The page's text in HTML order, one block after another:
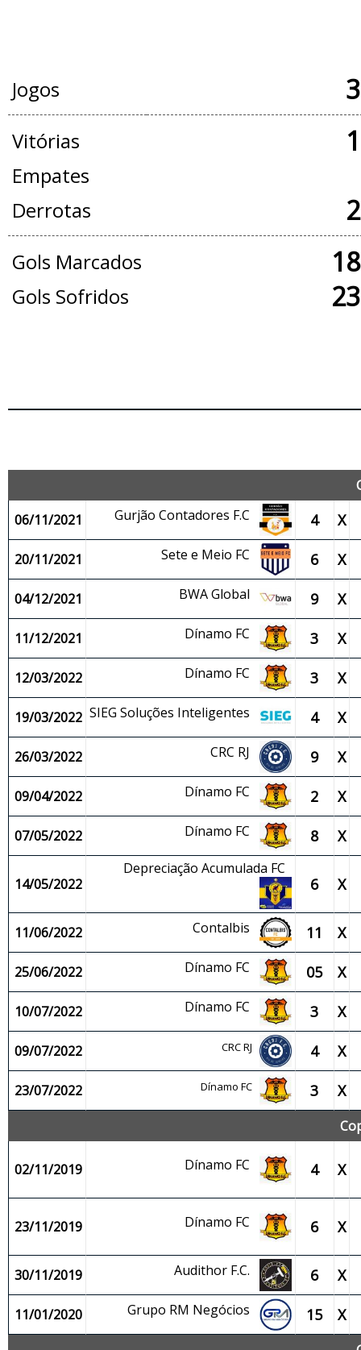
Jogos
Vitórias
Empates
Derrotas
Gols Marcados
Gols Sofridos
06/11/2021
Gurjão Contadores F.C 4 X
20/11/2021 Sete e Meio FC 6 X
04/12/2021 BWA Global 9 X
11/12/2021 Dínamo FC 3 X
12/03/2022 Dínamo FC 3 X
19/03/2022 SIEG Soluções Inteligentes 4 X
26/03/2022 CRC RJ 9 X
09/04/2022 Dínamo FC 2 X
07/05/2022 Dínamo FC 8 X
14/05/2022
Depreciação Acumulada FC
6 X
11/06/2022 Contalbis 11 X
25/06/2022 Dínamo FC 05 X
10/07/2022 Dínamo FC 3 X
09/07/2022 CRC RJ 4 X
23/07/2022 Dínamo FC 3 X
02/11/2019 Dínamo FC 4 X
23/11/2019 Dínamo FC 6 X
30/11/2019 Audithor F.C. 6 X
11/01/2020 Grupo RM Negócios 15 X